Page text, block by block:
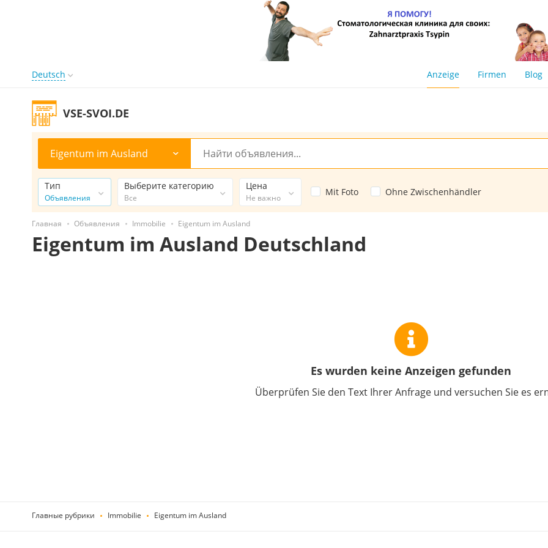
Deutsch Anzeige Firmen Blog
VSE-SVOI.DE
Eigentum im Ausland
Тип
Объявления
Выберите категорию
Все
Цена
Не важно
Mit Foto Ohne Zwischenhändler
Главная Объявления Immobilie Eigentum im Ausland
Eigentum im Ausland Deutschland
Es wurden keine Anzeigen gefunden
Überprüfen Sie den Text Ihrer Anfrage und versuchen Sie es
Главные рубрики Immobilie Eigentum im Ausland